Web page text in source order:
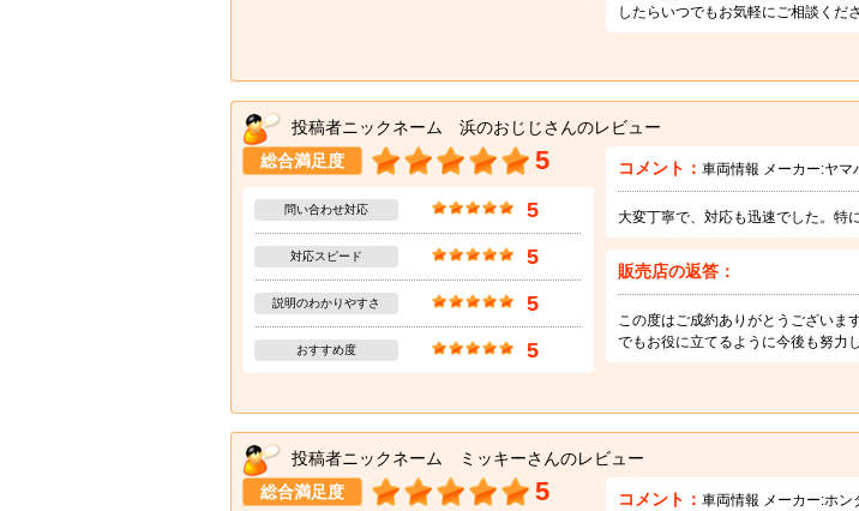
したらいつでもお気軽にご相談くだ
投稿者ニックネーム 浜のおじじさんのレビュー
総合満足度 5
問い合わせ対応 5
対応スピード 5
説明のわかりやすさ 5
おすすめ度 5
コメント： 車両情報 メーカー:ヤマ
大変丁寧で、対応も迅速でした。特
販売店の返答：
この度はご成約ありがとうございま
でもお役に立てるように今後も努力
投稿者ニックネーム ミッキーさんのレビュー
総合満足度 5 コメント： 車両情報 メーカー:ホン